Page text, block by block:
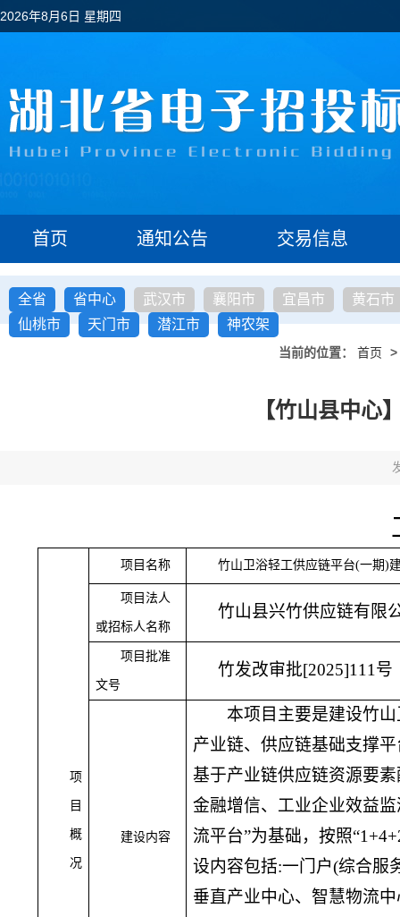
2026年8月6日 星期四
首页 通知公告 交易信息
全省 省中心 武汉市 襄阳市 宜昌市
黄石市
仙桃市
天门市 潜江市 神农架
当前的位置： 首页 >
【竹山县中心
项
目
概
况
项目名称 竹山卫浴轻工供应链平台(一期)
项目法人
或招标人名称
竹山县兴竹供应链有限
项目批准
文号
竹发改审批[2025]111号
建设内容
本项目主要是建设竹
产业链、供应链基础支撑
基于产业链供应链资源要
金融增信、工业企业效益
流平台”为基础，按照
设内容包括:一门户(综合服
垂直产业中心、智慧物流